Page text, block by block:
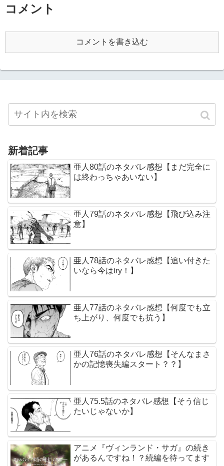
コメント
コメントを書き込む
新着記事
亜人80話のネタバレ感想【まだ完全に
は終わっちゃあいない】
亜人79話のネタバレ感想【飛び込み注
意】
亜人78話のネタバレ感想【追い付きた
いなら今はtry！】
亜人77話のネタバレ感想【何度でも立
ち上がり、何度でも抗う】
亜人76話のネタバレ感想【そんなまさ
かの記憶喪失編スタート？？】
亜人75.5話のネタバレ感想【そう信じ
たいじゃないか】
アニメ『ヴィンランド・サガ』の続き
があるんですね！？続編を待ってます